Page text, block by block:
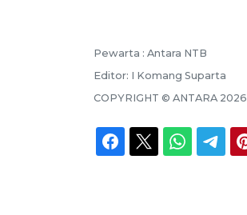
Pewarta : Antara NTB
Editor: I Komang Suparta
COPYRIGHT © ANTARA 2026